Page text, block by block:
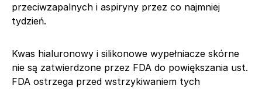
przeciwzapalnych i aspiryny przez co najmniej
tydzień.
Kwas hialuronowy i silikonowe wypełniacze skórne
nie są zatwierdzone przez FDA do powiększania ust.
FDA ostrzega przed wstrzykiwaniem tych